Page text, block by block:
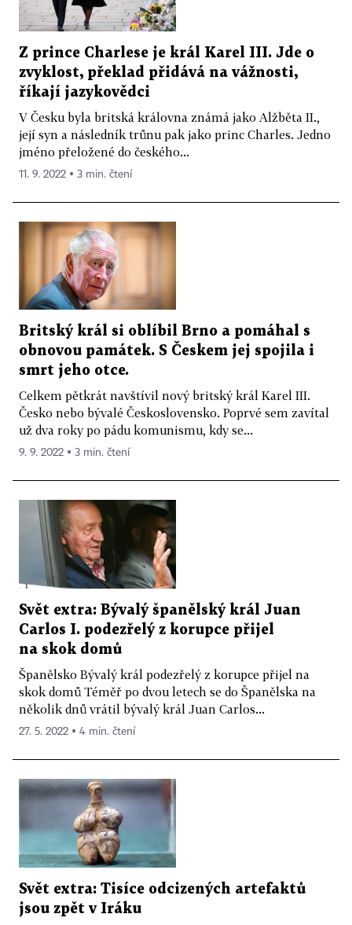
Z prince Charlese je král Karel III. Jde o
zvyklost, překlad přidává na vážnosti,
říkají jazykovědci
V Česku byla britská královna známá jako Alžběta II.,
její syn a následník trůnu pak jako princ Charles. Jedno
jméno přeložené do českého...
11. 9. 2022 ▪ 3 min. čtení
Britský král si oblíbil Brno a pomáhal s
obnovou památek. S Českem jej spojila i
smrt jeho otce.
Celkem pětkrát navštívil nový britský král Karel III.
Česko nebo bývalé Československo. Poprvé sem zavítal
už dva roky po pádu komunismu, kdy se...
9. 9. 2022 ▪ 3 min. čtení
Svět extra: Bývalý španělský král Juan
Carlos I. podezřelý z korupce přijel
na skok domů
Španělsko Bývalý král podezřelý z korupce přijel na
skok domů Téměř po dvou letech se do Španělska na
několik dnů vrátil bývalý král Juan Carlos...
27. 5. 2022 ▪ 4 min. čtení
Svět extra: Tisíce odcizených artefaktů
jsou zpět v Iráku